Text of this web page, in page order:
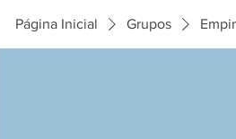
Página Inicial Grupos